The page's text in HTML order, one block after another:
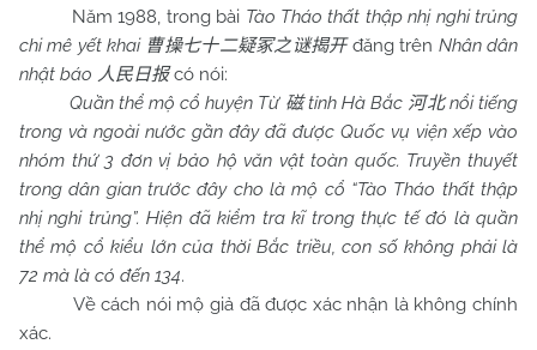
Năm 1988, trong bài Tào Tháo thất thập nhị nghi trủng
chi mê yết khai 曹操七十二疑冢之谜揭开đăng trên Nhân dân
nhật báo 人民日报có nói:
Quần thể mộ cổ huyện Từ 磁tỉnh Hà Bắc 河北nổi tiếng
trong và ngoài nước gần đây đã được Quốc vụ viện xếp vào
nhóm thứ 3 đơn vị bảo hộ văn vật toàn quốc. Truyền thuyết
trong dân gian trước đây cho là mộ cổ “Tào Tháo thất thập
nhị nghi trủng”. Hiện đã kiểm tra kĩ trong thực tế đó là quần
thể mộ cổ kiểu lớn của thời Bắc triều, con số không phải là
72 mà là có đến 134.
Về cách nói mộ giả đã được xác nhận là không chính
xác.